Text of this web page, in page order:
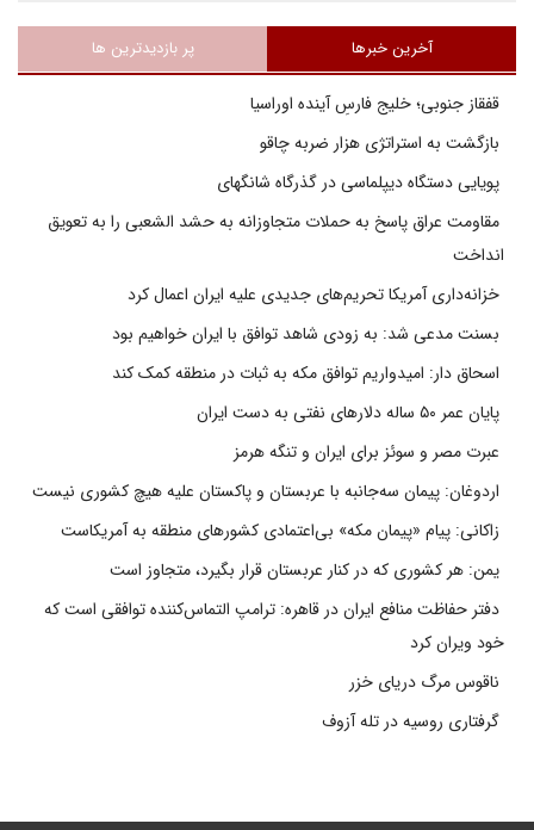
آخرین خبرها پر بازدیدترین ها
قفقاز جنوبی؛ خلیج فارسِ آینده اوراسیا
بازگشت به استراتژی هزار ضربه چاقو
پویایی دستگاه دیپلماسی در گذرگاه شانگهای
مقاومت عراق پاسخ به حملات متجاوزانه به حشد الشعبی را به تعویق
انداخت
خزانه‌داری آمریکا تحریم‌های جدیدی علیه ایران اعمال کرد
بسنت مدعی شد: به زودی شاهد توافق با ایران خواهیم بود
اسحاق دار: امیدواریم توافق مکه به ثبات در منطقه کمک کند
پایان عمر ۵۰ ساله دلارهای نفتی به دست ایران
عبرت مصر و سوئز برای ایران و تنگه هرمز
اردوغان: پیمان سه‌جانبه با عربستان و پاکستان علیه هیچ کشوری نیست
زاکانی: پیام «پیمان مکه» بی‌اعتمادی کشورهای منطقه به آمریکاست
یمن: هر کشوری که در کنار عربستان قرار بگیرد، متجاوز است
دفتر حفاظت منافع ایران در قاهره: ترامپ التماس‌کننده توافقی است که
خود ویران کرد
ناقوس مرگ دریای خزر
گرفتاری روسیه در تله آزوف